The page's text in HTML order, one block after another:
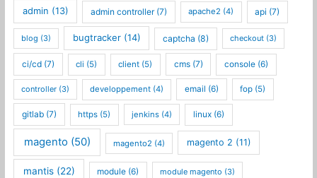
admin (13) admin controller(7) apache2 (4) api (7)
blog (3) bugtracker(14) captcha (8) checkout (3)
ci/cd (7) cli (5) client (5) cms(7) console (6)
controller (3) developpement (4) email (6) fop (5)
gitlab (7) https (5) jenkins (4) linux(6)
magento (50) magento2 (4) magento 2 (11)
mantis(22) module (6) module magento (3)